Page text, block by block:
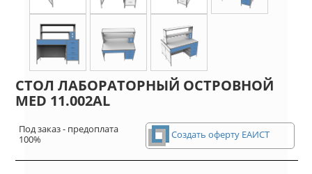
СТОЛ ЛАБОРАТОРНЫЙ ОСТРОВНОЙ
MED 11.002AL
Под заказ - предоплата
100%
Создать оферту ЕАИСТ